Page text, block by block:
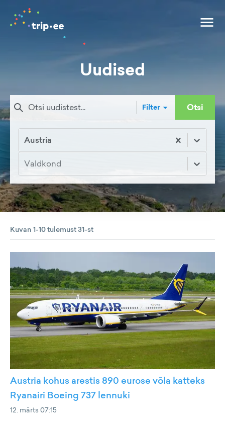
Uudised
Filter Otsi
Austria
Valdkond
Kuvan 1-10 tulemust 31-st
Austria kohus arestis 890 eurose võla katteks
Ryanairi Boeing 737 lennuki
12. märts 07:15